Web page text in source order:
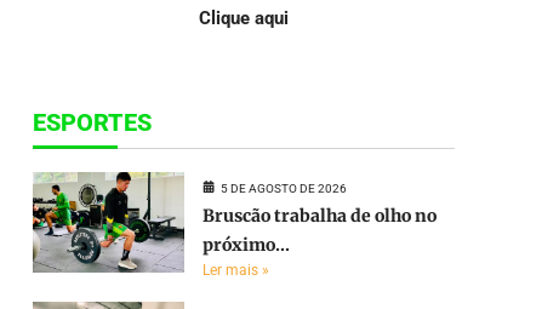
Clique aqui
ESPORTES
5 DE AGOSTO DE 2026
Bruscão trabalha de olho no
próximo...
Ler mais »